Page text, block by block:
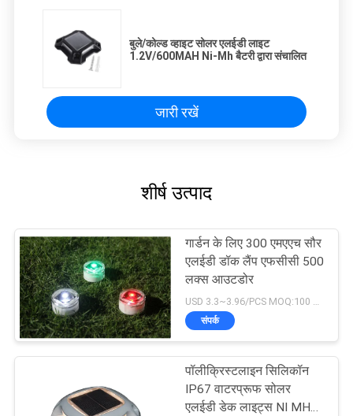
बुले/कोल्ड व्हाइट सोलर एलईडी लाइट
1.2V/600MAH Ni-Mh बैटरी द्वारा संचालित
जारी रखें
शीर्ष उत्पाद
गार्डन के लिए 300 एमएएच सौर
एलईडी डॉक लैंप एफसीसी 500
लक्स आउटडोर
USD 3.3~3.96/PCS MOQ:100 पीसी
संपर्क
पॉलीक्रिस्टलाइन सिलिकॉन
IP67 वाटरप्रूफ सोलर
एलईडी डेक लाइट्स NI MH